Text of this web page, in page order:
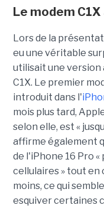
Le modem
Lors de la
eu une véritable
utilisait une version
C1X. Le premier
introduit dans l'
mois plus tard,
selon elle, est «
affirme également
de l'iPhone 16 Pro
cellulaires » tout en
moins, ce qui
esquiver certaines